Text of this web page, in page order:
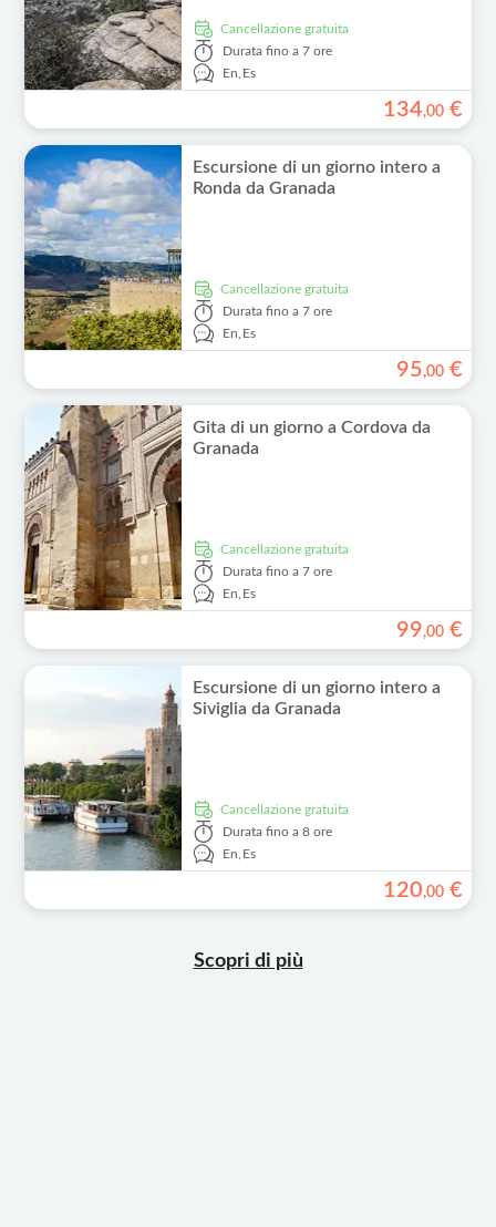
Cancellazione gratuita
Durata fino a 7 ore
En,Es
134,00 €
Escursione di un giorno intero a
Ronda da Granada
Cancellazione gratuita
Durata fino a 7 ore
En,Es
95,00 €
Gita di un giorno a Cordova da
Granada
Cancellazione gratuita
Durata fino a 7 ore
En,Es
99,00 €
Escursione di un giorno intero a
Siviglia da Granada
Cancellazione gratuita
Durata fino a 8 ore
En,Es
120,00 €
Scopri di più